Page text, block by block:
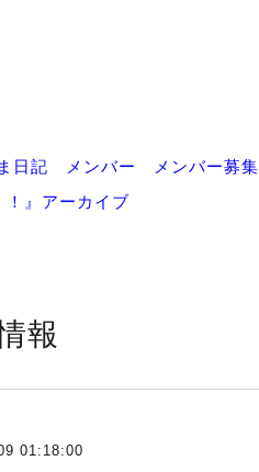
日記 メンバー メンバー募集
！』アーカイブ
報
01:18:00